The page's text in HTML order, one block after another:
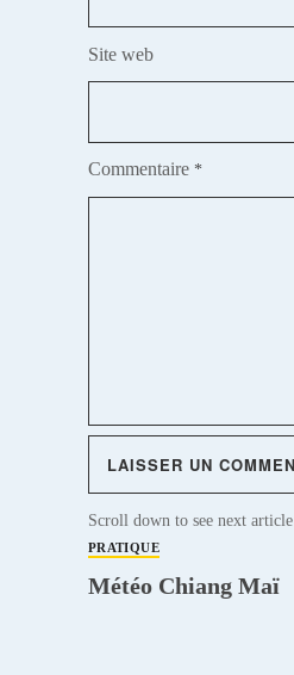
Site web
Commentaire *
Scroll down to see next article
PRATIQUE
Météo Chiang Maï